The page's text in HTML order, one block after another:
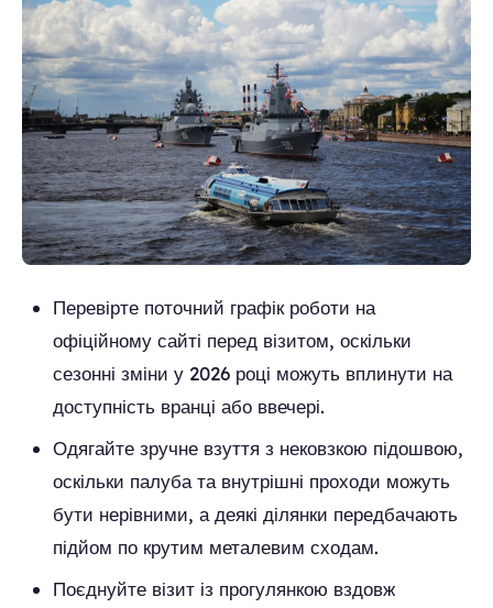
Перевірте поточний графік роботи на
офіційному сайті перед візитом, оскільки
сезонні зміни у 2026 році можуть вплинути на
доступність вранці або ввечері.
Одягайте зручне взуття з нековзкою підошвою,
оскільки палуба та внутрішні проходи можуть
бути нерівними, а деякі ділянки передбачають
підйом по крутим металевим сходам.
Поєднуйте візит із прогулянкою вздовж